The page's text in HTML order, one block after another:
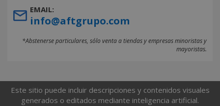
EMAIL:
info@aftgrupo.com
*Abstenerse particulares, sólo venta a tiendas y empresas minoristas y
mayoristas.
Este sitio puede incluir descripciones y contenidos visuales
generados o editados mediante inteligencia artificial.